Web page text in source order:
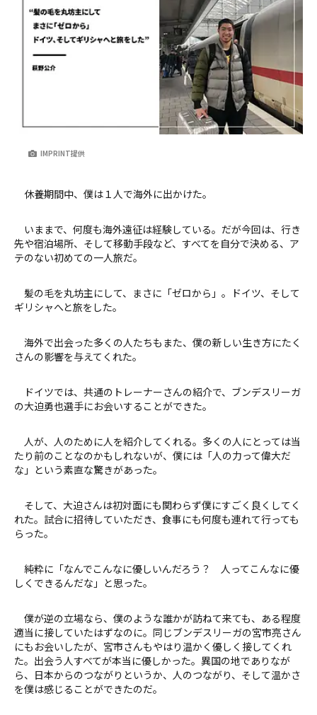
IMPRINT提供
休養期間中、僕は１人で海外に出かけた。
いままで、何度も海外遠征は経験している。だが今回は、行き
先や宿泊場所、そして移動手段など、すべてを自分で決める、ア
テのない初めての一人旅だ。
髪の毛を丸坊主にして、まさに「ゼロから」。ドイツ、そして
ギリシャへと旅をした。
海外で出会った多くの人たちもまた、僕の新しい生き方にたく
さんの影響を与えてくれた。
ドイツでは、共通のトレーナーさんの紹介で、ブンデスリーガ
の大迫勇也選手にお会いすることができた。
人が、人のために人を紹介してくれる。多くの人にとっては当
たり前のことなのかもしれないが、僕には「人の力って偉大だ
な」という素直な驚きがあった。
そして、大迫さんは初対面にも関わらず僕にすごく良くしてく
れた。試合に招待していただき、食事にも何度も連れて行っても
らった。
純粋に「なんでこんなに優しいんだろう？ 人ってこんなに優
しくできるんだな」と思った。
僕が逆の立場なら、僕のような誰かが訪ねて来ても、ある程度
適当に接していたはずなのに。同じブンデスリーガの宮市亮さん
にもお会いしたが、宮市さんもやはり温かく優しく接してくれ
た。出会う人すべてが本当に優しかった。異国の地でありなが
ら、日本からのつながりというか、人のつながり、そして温かさ
を僕は感じることができたのだ。